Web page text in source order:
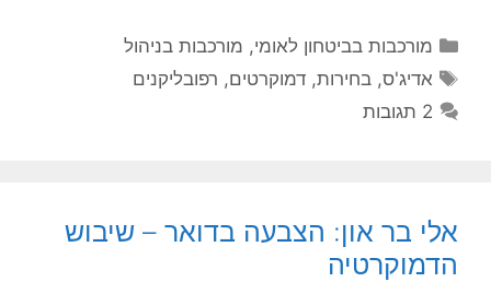
קטגוריות
מורכבות בביטחון לאומי, מורכבות בניהול
תגיות
אדיג'ס,בחירות,דמוקרטים, רפובליקנים
2 תגובות
אלי בר און: הצבעה בדואר – שיבוש
הדמוקרטיה